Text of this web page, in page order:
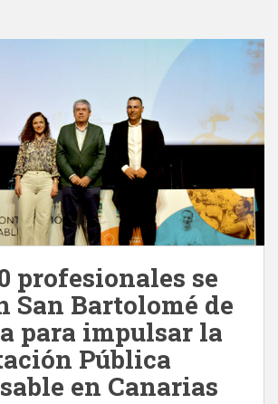
profesionales se
San Bartolomé de
para impulsar la
Pública
en Canarias